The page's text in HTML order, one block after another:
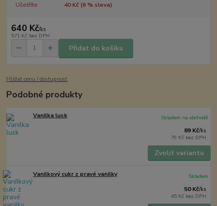
Ušetříte 40 Kč (6% sleva)
640 Kč/ks
571 Kč bez DPH
Přidat do košíku
Hlídat cenu / dostupnost
Podobné produkty
Vanilka lusk
89 Kč/ks
79 Kč bez DPH
Skladem na obchodě
Zvolit variantu
Vanilkový cukr z pravé vanilky
50 Kč/ks
45 Kč bez DPH
Skladem